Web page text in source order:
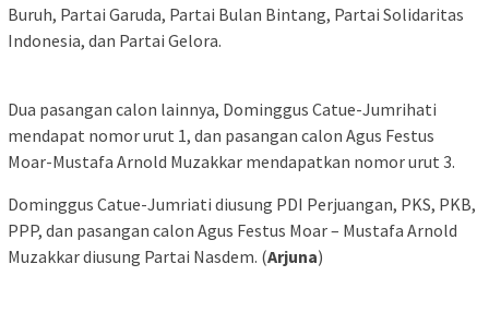
Buruh, Partai Garuda, Partai Bulan Bintang, Partai Solidaritas
Indonesia, dan Partai Gelora.
Dua pasangan calon lainnya, Dominggus Catue-Jumrihati
mendapat nomor urut 1, dan pasangan calon Agus Festus
Moar-Mustafa Arnold Muzakkar mendapatkan nomor urut 3.
Dominggus Catue-Jumriati diusung PDI Perjuangan, PKS, PKB,
PPP, dan pasangan calon Agus Festus Moar – Mustafa Arnold
Muzakkar diusung Partai Nasdem. (Arjuna)